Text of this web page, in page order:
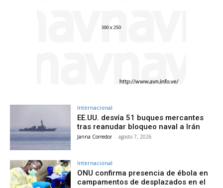
Internacional
EE.UU. desvía 51 buques mercantes
tras reanudar bloqueo naval a Irán
Janna Corredor - agosto 7, 2026
Internacional
ONU confirma presencia de ébola en
campamentos de desplazados en el